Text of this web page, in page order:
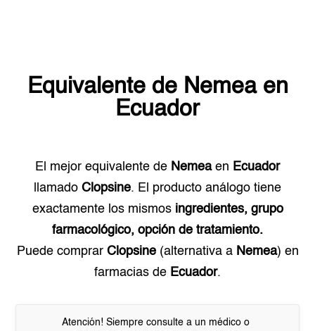
Equivalente de Nemeaen
Ecuador
El mejor equivalente de Nemeaen Ecuador
llamado Clopsine. El producto análogo tiene
exactamente los mismos ingredientes, grupo
farmacológico, opción de tratamiento.
Puede comprar Clopsine(alternativa a Nemea) en
farmacias de Ecuador.
Atención! Siempre consulte a un médico o